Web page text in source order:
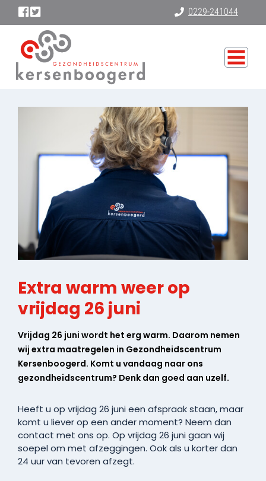
0229-241044
Extra warm weer op
vrijdag 26 juni
Vrijdag 26 juni wordt het erg warm. Daarom nemen
wij extra maatregelen in Gezondheidscentrum
Kersenboogerd. Komt u vandaag naar ons
gezondheidscentrum? Denk dan goed aan uzelf.
Heeft u op vrijdag 26 juni een afspraak staan, maar
komt u liever op een ander moment? Neem dan
contact met ons op. Op vrijdag 26 juni gaan wij
soepel om met afzeggingen. Ook als u korter dan
24 uur van tevoren afzegt.